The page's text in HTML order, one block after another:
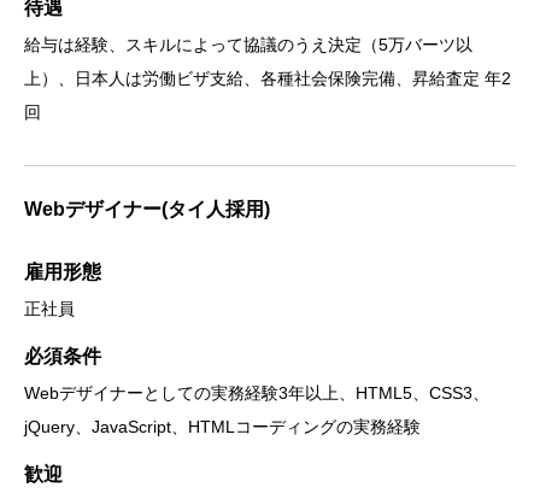
待遇
給与は経験、スキルによって協議のうえ決定（5万バーツ以
上）、日本人は労働ビザ支給、各種社会保険完備、昇給査定 年2
回
Webデザイナー(タイ人採用)
雇用形態
正社員
必須条件
Webデザイナーとしての実務経験3年以上、HTML5、CSS3、
jQuery、JavaScript、HTMLコーディングの実務経験
歓迎